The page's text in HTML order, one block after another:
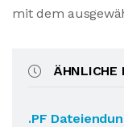
mit dem
ÄHNLICHE
.PF